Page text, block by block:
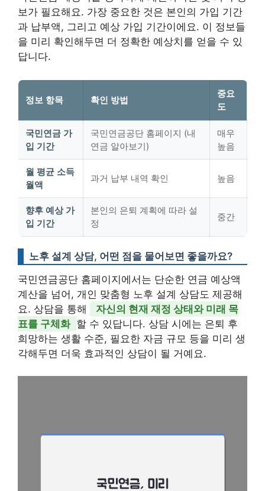
보가 필요해요. 가장 중요한 것은 본인의 가입 기간
과 납부액, 그리고 예상 가입 기간이에요. 이 정보들
을 미리 확인해두면 더 정확한 예상치를 얻을 수 있
답니다.
정보 항목 확인 방법
중요
도
국민연금 가
입 기간
국민연금공단 홈페이지 (내
연금 알아보기)
매우
높음
월 평균 소득
월액
과거 납부 내역 확인 높음
향후 예상 가
입 기간
본인의 은퇴 계획에 따라 설
정
중간
노후 설계 상담, 어떤 점을 물어보면 좋을까요?
국민연금공단 홈페이지에서는 단순한 연금 예상액
계산을 넘어, 개인 맞춤형 노후 설계 상담도 제공해
요. 상담을 통해
자신의 현재 재정 상태와 미래 목
표를 구체화 할 수 있답니다. 상담 시에는 은퇴 후
희망하는 생활 수준, 필요한 자금 규모 등을 미리 생
각해두면 더욱 효과적인 상담이 될 거예요.